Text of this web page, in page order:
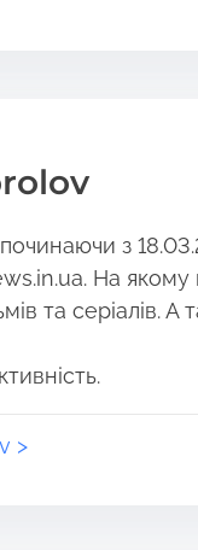
з
На якому
та серіалів. А
>